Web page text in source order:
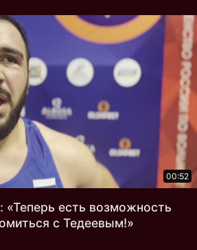
00:52
«Теперь есть возможность
с Тедеевым!»